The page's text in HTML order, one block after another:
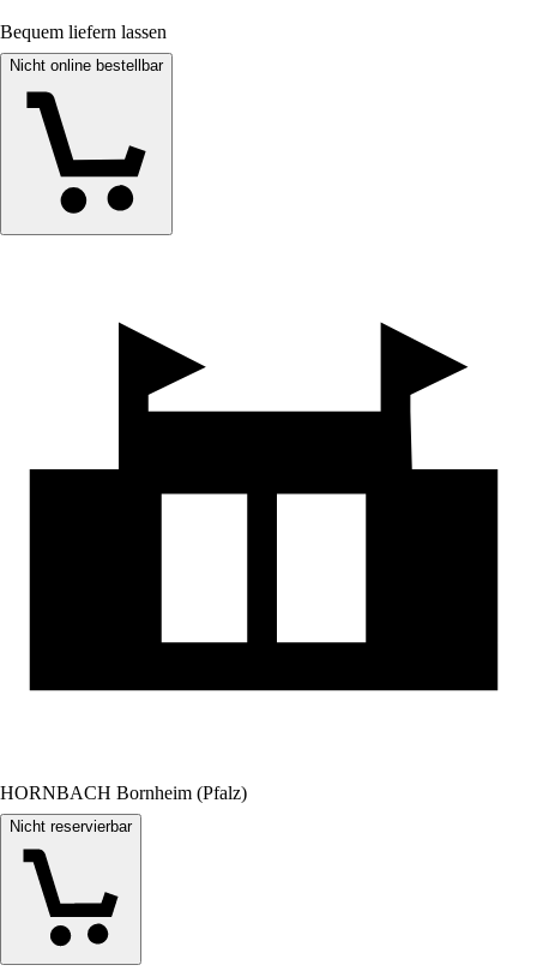
Bequem liefern lassen
Nicht online bestellbar
HORNBACH Bornheim (Pfalz)
Nicht reservierbar